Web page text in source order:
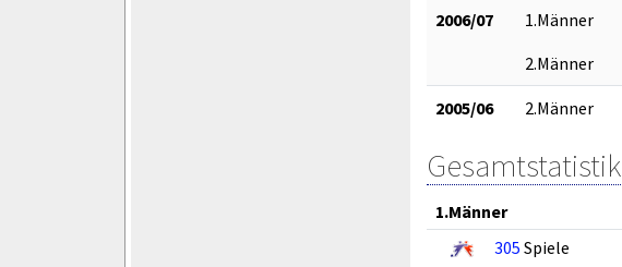
2006/07 1.Männer
2.Männer
2005/06 2.Männer
Gesamtstatistik
1.Männer
305 Spiele